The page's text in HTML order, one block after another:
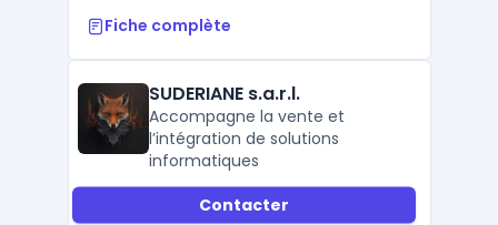
Fiche complète
SUDERIANE s.a.r.l.
Accompagne la vente et
l’intégration de solutions
informatiques
Contacter